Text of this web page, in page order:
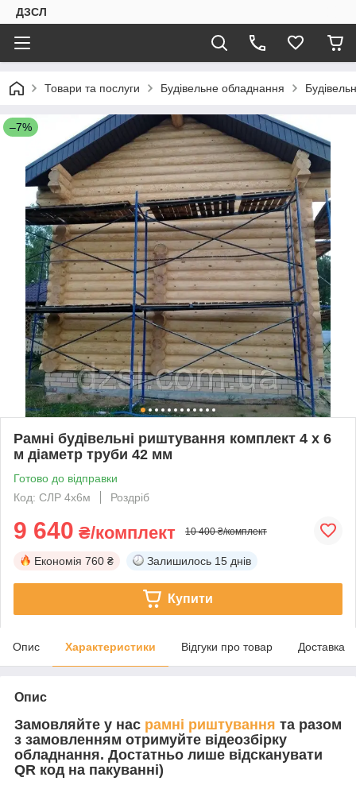
ДЗСЛ
Товари та послуги Будівельне обладнання
–7%
Рамні будівельні риштування комплект 4 х 6
м діаметр труби 42 мм
Готово до відправки
Код: СЛР 4х6м
Роздріб
9 640 ₴/комплект 10 400 ₴/комплект
Економія 760 ₴ Залишилось 15 днів
Купити
Опис Характеристики Відгуки про товар Доставка
Опис
Замовляйте у нас рамні риштування та разом
з замовленням отримуйте відеозбірку
обладнання. Достатньо лише відсканувати
QR код на пакуванні)